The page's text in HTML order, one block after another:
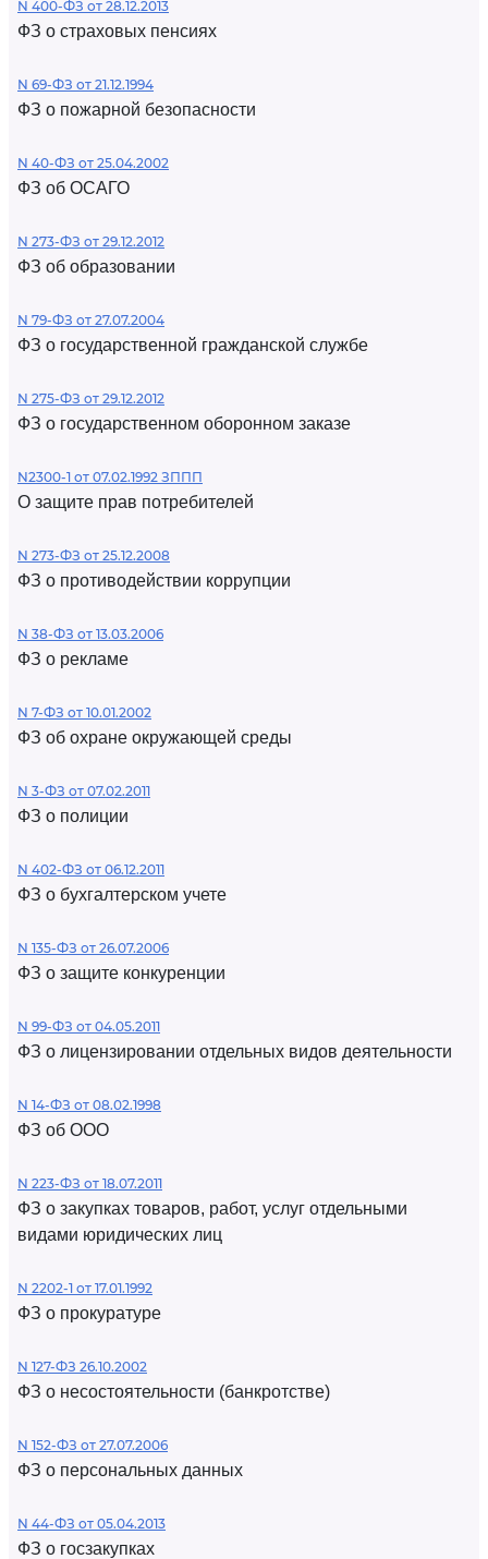
N 400-ФЗ от 28.12.2013
ФЗ о страховых пенсиях
N 69-ФЗ от 21.12.1994
ФЗ о пожарной безопасности
N 40-ФЗ от 25.04.2002
ФЗ об ОСАГО
N 273-ФЗ от 29.12.2012
ФЗ об образовании
N 79-ФЗ от 27.07.2004
ФЗ о государственной гражданской службе
N 275-ФЗ от 29.12.2012
ФЗ о государственном оборонном заказе
N2300-1 от 07.02.1992 ЗППП
О защите прав потребителей
N 273-ФЗ от 25.12.2008
ФЗ о противодействии коррупции
N 38-ФЗ от 13.03.2006
ФЗ о рекламе
N 7-ФЗ от 10.01.2002
ФЗ об охране окружающей среды
N 3-ФЗ от 07.02.2011
ФЗ о полиции
N 402-ФЗ от 06.12.2011
ФЗ о бухгалтерском учете
N 135-ФЗ от 26.07.2006
ФЗ о защите конкуренции
N 99-ФЗ от 04.05.2011
ФЗ о лицензировании отдельных видов деятельности
N 14-ФЗ от 08.02.1998
ФЗ об ООО
N 223-ФЗ от 18.07.2011
ФЗ о закупках товаров, работ, услуг отдельными
видами юридических лиц
N 2202-1 от 17.01.1992
ФЗ о прокуратуре
N 127-ФЗ 26.10.2002
ФЗ о несостоятельности (банкротстве)
N 152-ФЗ от 27.07.2006
ФЗ о персональных данных
N 44-ФЗ от 05.04.2013
ФЗ о госзакупках